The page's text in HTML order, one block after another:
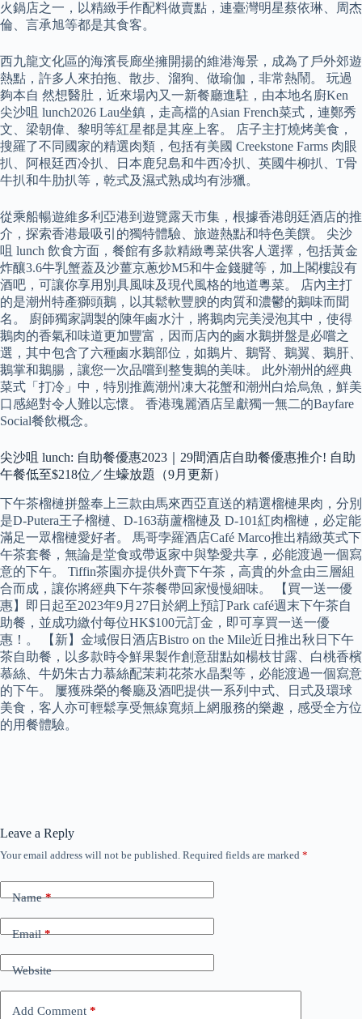
火鍋店之一，以精緻手作配料做賣點，連臺灣明星蔡依琳、周杰
倫、言承旭等都是其食客。
西九龍文化區的海濱長廊坐擁開揚的維港海景，成為了戶外郊遊
熱點，許多人來拍拖、散步、溜狗、做瑜伽，非常熱鬧。 玩過
夠本自 然想醫肚，近來場內又一新餐廳進駐，由本地名廚Ken
尖沙咀 lunch2026 Lau坐鎮，走高檔的Asian French菜式，連鄭秀
文、梁朝偉、黎明等紅星都是其座上客。 店子主打燒烤美食，
搜羅了不同國家的精選肉類，包括有美國 Creekstone Farms 肉眼
扒、阿根廷西冷扒、日本鹿兒島和牛西冷扒、英國牛柳扒、T骨
牛扒和牛肋扒等，乾式及濕式熟成均有涉獵。
從乘船暢遊維多利亞港到遊覽露天市集，根據香港朗廷酒店的推
介，探索香港最吸引的獨特體驗、旅遊熱點和特色美饌。 尖沙
咀 lunch 飲食方面，餐館有多款精緻粵菜供客人選擇，包括黃金
炸釀3.6牛乳蟹蓋及沙薑京蔥炒M5和牛金錢腱等，加上閣樓設有
酒吧，可讓你享用別具風味及現代風格的地道粵菜。 店內主打
的是潮州特產獅頭鵝，以其鬆軟豐腴的肉質和濃鬱的鵝味而聞
名。 廚師獨家調製的陳年鹵水汁，將鵝肉完美浸泡其中，使得
鵝肉的香氣和味道更加豐富，因而店內的鹵水鵝拼盤是必嚐之
選，其中包含了六種鹵水鵝部位，如鵝片、鵝腎、鵝翼、鵝肝、
鵝掌和鵝腸，讓您一次品嚐到整隻鵝的美味。 此外潮州的經典
菜式「打冷」中，特別推薦潮州凍大花蟹和潮州白烚烏魚，鮮美
口感絕對令人難以忘懷。 香港瑰麗酒店呈獻獨一無二的Bayfare
Social餐飲概念。
尖沙咀 lunch: 自助餐優惠2023｜29間酒店自助餐優惠推介! 自助
午餐低至$218位／生蠔放題（9月更新）
下午茶榴槤拼盤奉上三款由馬來西亞直送的精選榴槤果肉，分別
是D-Putera王子榴槤、D-163葫蘆榴槤及 D-101紅肉榴槤，必定能
滿足一眾榴槤愛好者。 馬哥孛羅酒店Café Marco推出精緻英式下
午茶套餐，無論是堂食或帶返家中與摯愛共享，必能渡過一個寫
意的下午。 Tiffin茶園亦提供外賣下午茶，高貴的外盒由三層組
合而成，讓你將經典下午茶餐帶回家慢慢細味。 【買一送一優
惠】即日起至2023年9月27日於網上預訂Park café週末下午茶自
助餐，並成功繳付每位HK$100元訂金，即可享買一送一優
惠！。 【新】金域假日酒店Bistro on the Mile近日推出秋日下午
茶自助餐，以多款時令鮮果製作創意甜點如楊枝甘露、白桃香檳
慕絲、牛奶朱古力慕絲配茉莉花茶水晶梨等，必能渡過一個寫意
的下午。 屢獲殊榮的餐廳及酒吧提供一系列中式、日式及環球
美食，客人亦可輕鬆享受無線寬頻上網服務的樂趣，感受全方位
的用餐體驗。
Leave a Reply
Your email address will not be published. Required fields are marked *
Name*
Email*
Website
Add Comment *